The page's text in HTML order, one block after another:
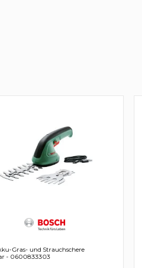
Gras- und Strauchschere
- 0600833303